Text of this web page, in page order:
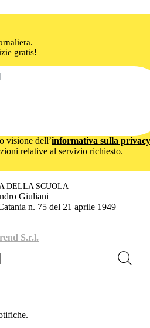
gratis!
visione dell’informativa sulla privacy
relative al servizio richiesto.
DELLA SCUOLA
Giuliani
n. 75 del 21 aprile 1949
S.r.l.